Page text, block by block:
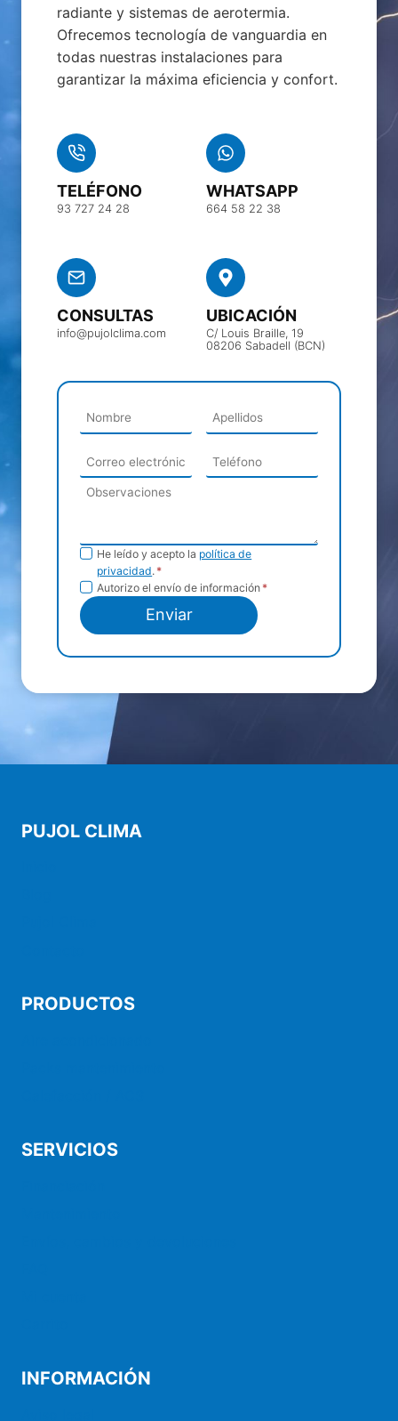
radiante y sistemas de aerotermia.
Ofrecemos tecnología de vanguardia en
todas nuestras instalaciones para
garantizar la máxima eficiencia y confort.
TELÉFONO
93 727 24 28
WHATSAPP
664 58 22 38
CONSULTAS
info@pujolclima.com
UBICACIÓN
C/ Louis Braille, 19
08206 Sabadell (BCN)
Política de
privacidad
He leído y acepto la política de
privacidad.*
Envío de
información
Autorizo el envío de información*
Enviar
PUJOL CLIMA
PRODUCTOS
SERVICIOS
INFORMACIÓN